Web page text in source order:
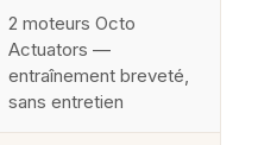
2 moteurs Octo
Actuators —
entraînement breveté,
sans entretien